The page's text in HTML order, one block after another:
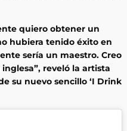
quiero obtener un
hubiera tenido éxito en
sería un maestro. Creo
reveló la artista
su nuevo sencillo ‘I Drink